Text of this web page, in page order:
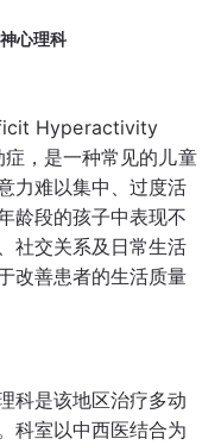
心理科
Hyperactivity
，是一种常见的儿童
力难以集中、过度活
龄段的孩子中表现不
社交关系及日常生活
改善患者的生活质量
科是该地区治疗多动
科室以中西医结合为